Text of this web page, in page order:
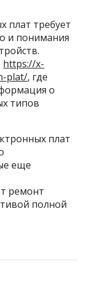
плат требует
и понимания
https://x-
plat/, где
о
типов
плат
еще
ремонт
полной